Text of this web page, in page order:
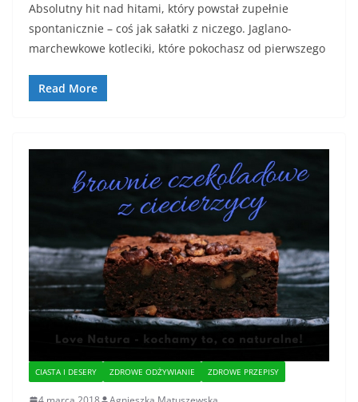
Absolutny hit nad hitami, który powstał zupełnie
spontanicznie – coś jak sałatki z niczego. Jaglano-
marchewkowe kotleciki, które pokochasz od pierwszego
Read More
CIASTA I DESERY ZDROWE ODŻYWIANIE ZDROWE PRZEPISY